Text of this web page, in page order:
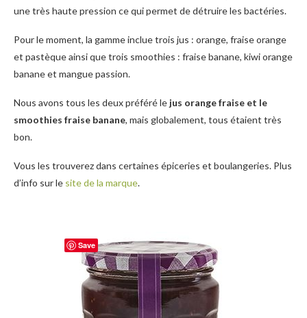
une très haute pression ce qui permet de détruire les bactéries.
Pour le moment, la gamme inclue trois jus : orange, fraise orange
et pastèque ainsi que trois smoothies : fraise banane, kiwi orange
banane et mangue passion.
Nous avons tous les deux préféré le jus orange fraise et le
smoothies fraise banane, mais globalement, tous étaient très
bon.
Vous les trouverez dans certaines épiceries et boulangeries. Plus
d’info sur le site de la marque.
Save